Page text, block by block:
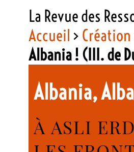
La Revue des
Accueil > Création
Albania ! (III. de
Albania,
À ASLI